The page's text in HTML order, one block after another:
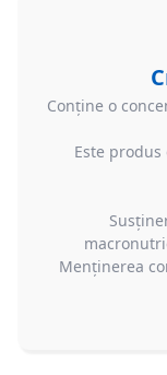
Conține o
Este
Menținerea